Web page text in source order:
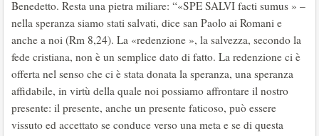
Benedetto. Resta una pietra miliare: “«SPE SALVI facti sumus » –
nella speranza siamo stati salvati, dice san Paolo ai Romani e
anche a noi (Rm 8,24). La «redenzione », la salvezza, secondo la
fede cristiana, non è un semplice dato di fatto. La redenzione ci è
offerta nel senso che ci è stata donata la speranza, una speranza
affidabile, in virtù della quale noi possiamo affrontare il nostro
presente: il presente, anche un presente faticoso, può essere
vissuto ed accettato se conduce verso una meta e se di questa